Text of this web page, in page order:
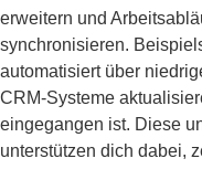
erweitern und
synchronisieren.
automatisiert über
CRM-Systeme
eingegangen ist. Diese
unterstützen dich dabei,